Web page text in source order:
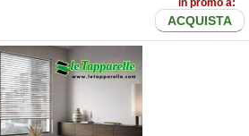
in promo a:
ACQUISTA